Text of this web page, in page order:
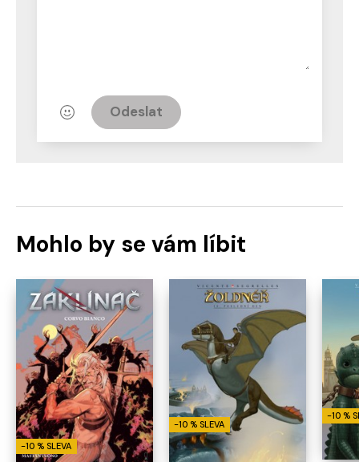
Odeslat
Mohlo by se vám líbit
-10 % SLEVA
-10 % SLEVA
-10 %